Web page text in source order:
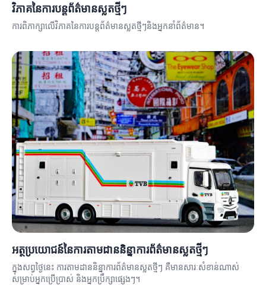
វិភាគនៃការបន្តព័ត៌មានស្លតថ្មីៗ
ការពិភាក្សាលើវិភាគនៃការបន្តព័ត៌មានស្លតថ្មីៗនិងអ្នកនាំព័ត៌មាន។
អត្ថប្រយោជន៍នៃការតាមដាននិន្នាការព័ត៌មានស្លតថ្មីៗ
ក្នុងសព្វថ្ងៃនេះ ការតាមដាននិន្នាការព័ត៌មានស្លតថ្មីៗ គឺមានសារៈសំខាន់ណាស់
សម្រាប់អ្នកប្រើប្រាស់ និងអ្នកប្រឹក្សាផ្សេងៗ។